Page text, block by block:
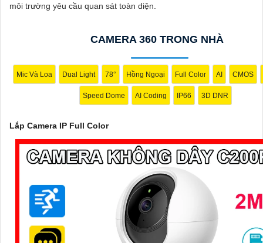
môi trường yêu cầu quan sát toàn diện.
CAMERA 360 TRONG NHÀ
Mic Và Loa Dual Light 78° Hồng Ngoại Full Color AI CMOS
Speed Dome AI Coding IP66 3D DNR
Lắp Camera IP Full Color